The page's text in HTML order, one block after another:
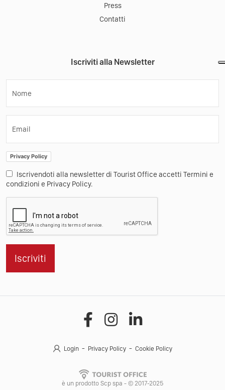
Press
Contatti
Iscriviti alla Newsletter
Nome
Email
Privacy Policy
Iscrivendoti alla newsletter di Tourist Office accetti Termini e
condizioni e Privacy Policy.
Iscriviti
Login Privacy Policy Cookie Policy
è un prodotto Scp spa - © 2017-2025